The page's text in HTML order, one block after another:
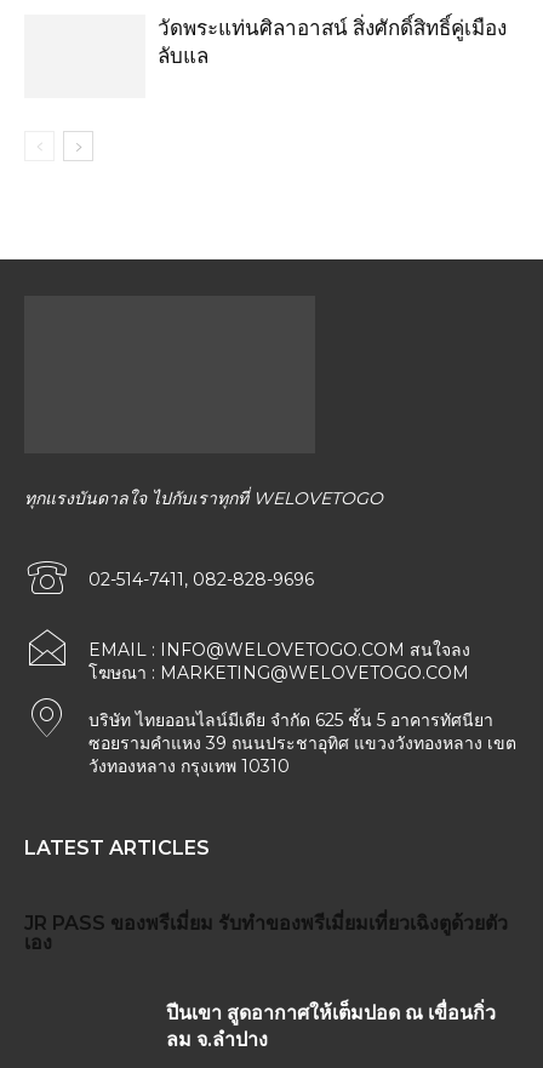
วัดพระแท่นศิลาอาสน์ สิ่งศักดิ์สิทธิ์คู่เมือง
ลับแล
ทุกแรงบันดาลใจ ไปกับเราทุกที่ WELOVETOGO
02-514-7411, 082-828-9696
EMAIL : INFO@WELOVETOGO.COM สนใจลง
โฆษณา : MARKETING@WELOVETOGO.COM
บริษัท ไทยออนไลน์มีเดีย จำกัด 625 ชั้น 5 อาคารทัศนียา
ซอยรามคำแหง 39 ถนนประชาอุทิศ แขวงวังทองหลาง เขต
วังทองหลาง กรุงเทพ 10310
LATEST ARTICLES
JR PASS ของพรีเมี่ยม รับทำของพรีเมี่ยมเที่ยวเฉิงตูด้วยตัว
เอง
ปีนเขา สูดอากาศให้เต็มปอด ณ เขื่อนกิ่ว
ลม จ.ลำปาง